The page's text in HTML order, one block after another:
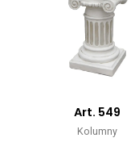
Art. 549
Kolumny